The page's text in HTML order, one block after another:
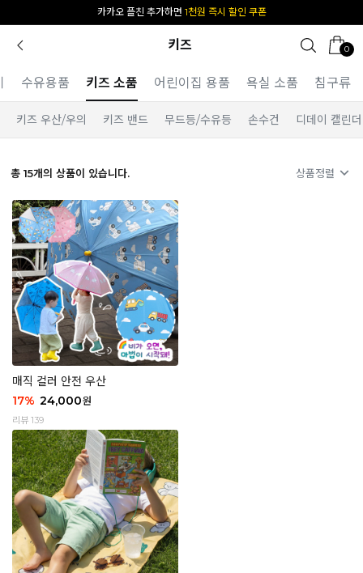
카카오 플친 추가하면 1천원 즉시 할인 쿠폰
키즈 0
수유용품 키즈 소품 어린이집 용품 욕실 소품 침구류
키즈 우산/우의 키즈 밴드 무드등/수유등 손수건 디데이 캘린더
총 15개의 상품이 있습니다. 상품정렬
매직 컬러 안전 우산
17% 24,000원
리뷰 139